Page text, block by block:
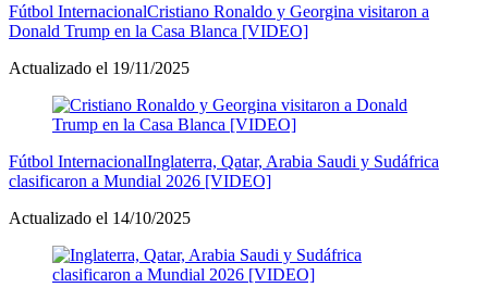
Fútbol InternacionalCristiano Ronaldo y Georgina visitaron a
Donald Trump en la Casa Blanca [VIDEO]
Actualizado el 19/11/2025
Fútbol InternacionalInglaterra, Qatar, Arabia Saudi y Sudáfrica
clasificaron a Mundial 2026 [VIDEO]
Actualizado el 14/10/2025